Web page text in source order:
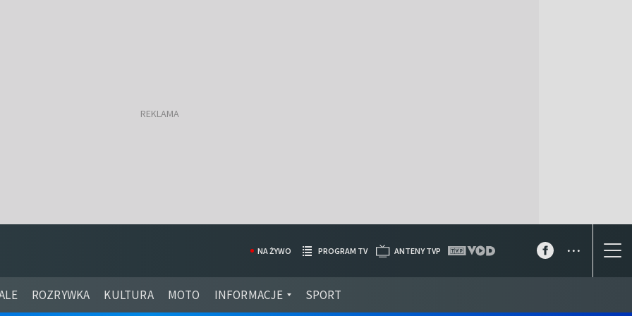
ROZRYWKA KULTURA MOTO INFORMACJE SPORT
NA ŻYWO PROGRAM TV ANTENY TVP ...